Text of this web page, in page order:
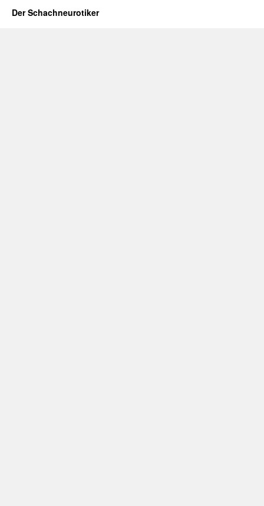
Der Schachneurotiker